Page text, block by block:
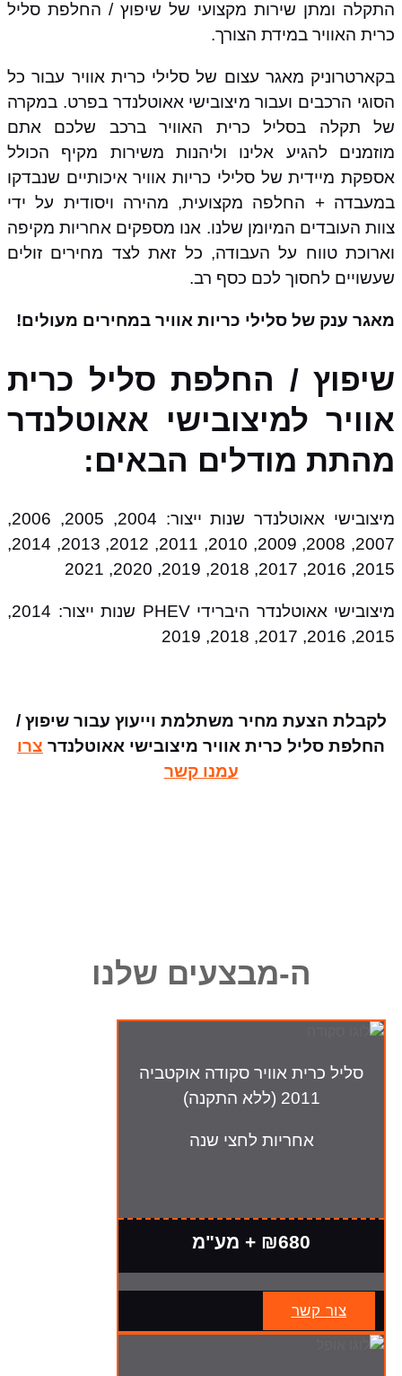
התקלה ומתן שירות מקצועי של שיפוץ / החלפת סליל
כרית האוויר במידת הצורך.
בקארטרוניק מאגר עצום של סלילי כרית אוויר עבור כל
הסוגי הרכבים ועבור מיצובישי אאוטלנדר בפרט. במקרה
של תקלה בסליל כרית האוויר ברכב שלכם אתם
מוזמנים להגיע אלינו וליהנות משירות מקיף הכולל
אספקת מיידית של סלילי כריות אוויר איכותיים שנבדקו
במעבדה + החלפה מקצועית, מהירה ויסודית על ידי
צוות העובדים המיומן שלנו. אנו מספקים אחריות מקיפה
וארוכת טווח על העבודה, כל זאת לצד מחירים זולים
שעשויים לחסוך לכם כסף רב.
מאגר ענק של סלילי כריות אוויר במחירים מעולים!
שיפוץ / החלפת סליל כרית
אוויר למיצובישי אאוטלנדר
מהתת מודלים הבאים:
מיצובישי אאוטלנדר שנות ייצור: 2004, 2005, 2006,
2007, 2008, 2009, 2010, 2011, 2012, 2013, 2014,
2015, 2016, 2017, 2018, 2019, 2020, 2021
מיצובישי אאוטלנדר היברידי PHEV שנות ייצור: 2014,
2015, 2016, 2017, 2018, 2019
לקבלת הצעת מחיר משתלמת וייעוץ עבור שיפוץ /
החלפת סליל כרית אוויר מיצובישי אאוטלנדר צרו
עמנו קשר
ה-מבצעים שלנו
סליל כרית אוויר סקודה אוקטביה
2011 (ללא התקנה)
אחריות לחצי שנה
₪680 + מע"מ
צור קשר